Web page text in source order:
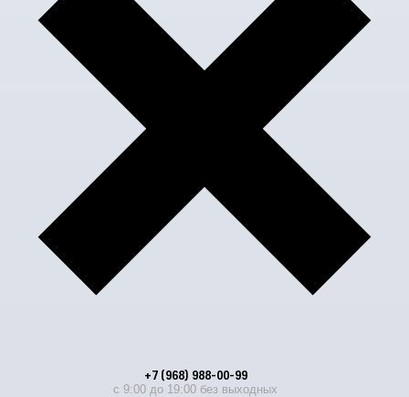
+7 (968) 988-00-99
с 9:00 до 19:00 без выходных